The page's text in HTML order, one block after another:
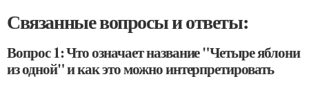
Связанные вопросы и ответы:
Вопрос 1: Что означает название "Четыре яблони
из одной" и как это можно интерпретировать